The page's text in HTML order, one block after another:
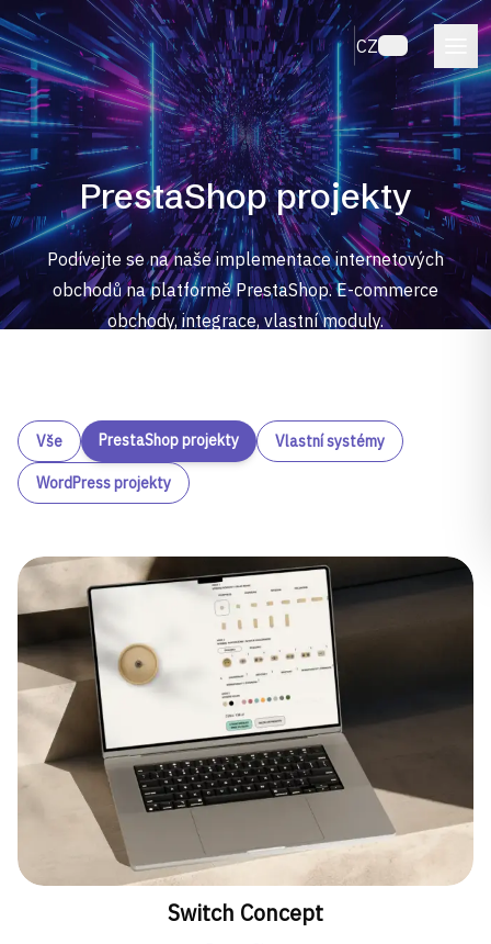
CZ
PrestaShop projekty
Podívejte se na naše implementace internetových
obchodů na platformě PrestaShop. E-commerce
obchody, integrace, vlastní moduly.
Vše PrestaShop projekty Vlastní systémy
WordPress projekty
Switch Concept